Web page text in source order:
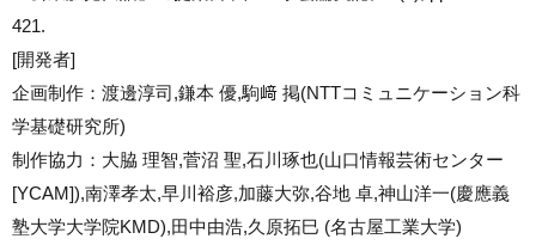
421.
[開発者]
企画制作：渡邊淳司,鎌本 優,駒﨑 掲(NTTコミュニケーション科
学基礎研究所)
制作協力：大脇 理智,菅沼 聖,石川琢也(山口情報芸術センター
[YCAM]),南澤孝太,早川裕彦,加藤大弥,谷地 卓,神山洋一(慶應義
塾大学大学院KMD),田中由浩,久原拓巳 (名古屋工業大学)